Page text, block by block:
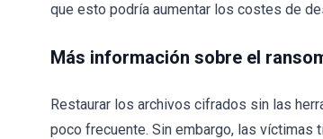
que esto podría aumentar los costes de
Más información sobre el
Restaurar los archivos cifrados sin las
poco frecuente. Sin embargo, las víctimas